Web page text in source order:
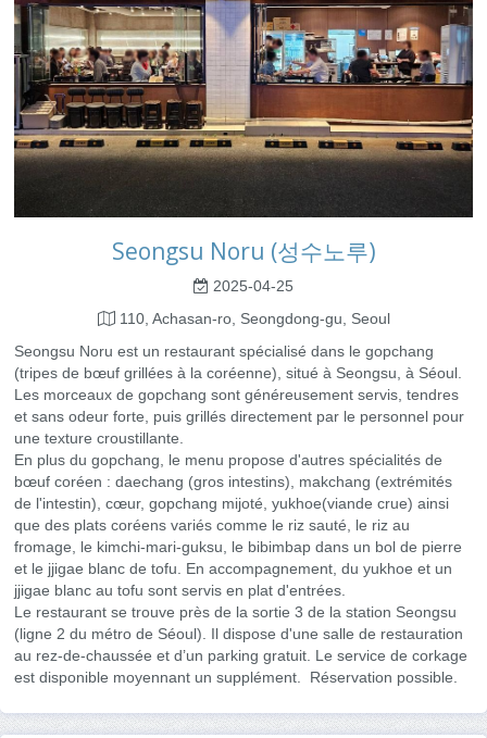
Seongsu Noru (성수노루)
2025-04-25
110, Achasan-ro, Seongdong-gu, Seoul
Seongsu Noru est un restaurant spécialisé dans le gopchang
(tripes de bœuf grillées à la coréenne), situé à Seongsu, à Séoul.
Les morceaux de gopchang sont généreusement servis, tendres
et sans odeur forte, puis grillés directement par le personnel pour
une texture croustillante.
En plus du gopchang, le menu propose d'autres spécialités de
bœuf coréen : daechang (gros intestins), makchang (extrémités
de l'intestin), cœur, gopchang mijoté, yukhoe(viande crue) ainsi
que des plats coréens variés comme le riz sauté, le riz au
fromage, le kimchi-mari-guksu, le bibimbap dans un bol de pierre
et le jjigae blanc de tofu. En accompagnement, du yukhoe et un
jjigae blanc au tofu sont servis en plat d'entrées.
Le restaurant se trouve près de la sortie 3 de la station Seongsu
(ligne 2 du métro de Séoul). Il dispose d'une salle de restauration
au rez-de-chaussée et d’un parking gratuit. Le service de corkage
est disponible moyennant un supplément. Réservation possible.